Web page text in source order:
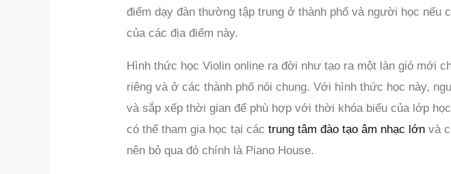
điểm dạy đàn thường tập trung ở thành phố và người học
của các địa điểm này.
Hình thức học Violin online ra đời như tạo ra một làn gió mới
riêng và ở các thành phố nói chung. Với hình thức học này,
và sắp xếp thời gian để phù hợp với thời khóa biểu của lớp
có thể tham gia học tại cáctrung tâm đào tạo âm nhạc lớn và
nên bỏ qua đó chính là Piano House.